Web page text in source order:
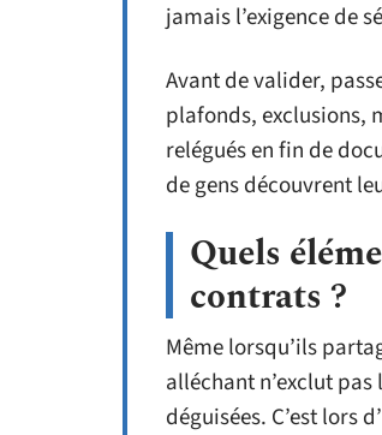
jamais l’exigence de
Avant de valider,
plafonds, exclusions,
relégués en fin de
de gens découvrent
Quels
contrats ?
Même lorsqu’ils
alléchant n’exclut pas
déguisées. C’est lors